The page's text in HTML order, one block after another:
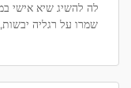
לה להשיג שיא אישי
שמרו על רגליה